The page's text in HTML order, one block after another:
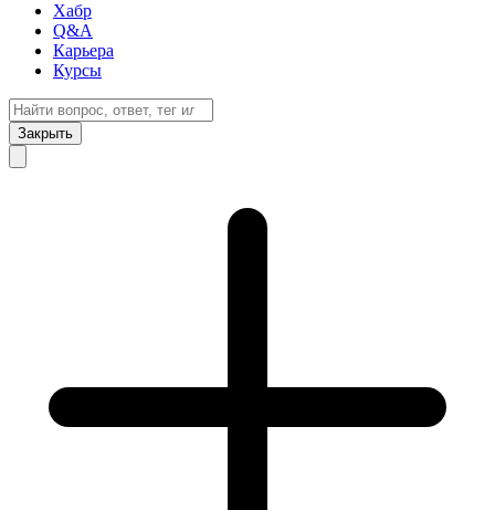
Хабр
Q&A
Карьера
Курсы
Закрыть